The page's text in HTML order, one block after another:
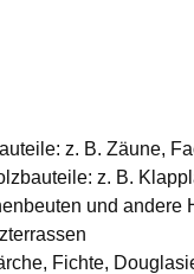
z. B. Zäune,
z. B.
und andere
Fichte,